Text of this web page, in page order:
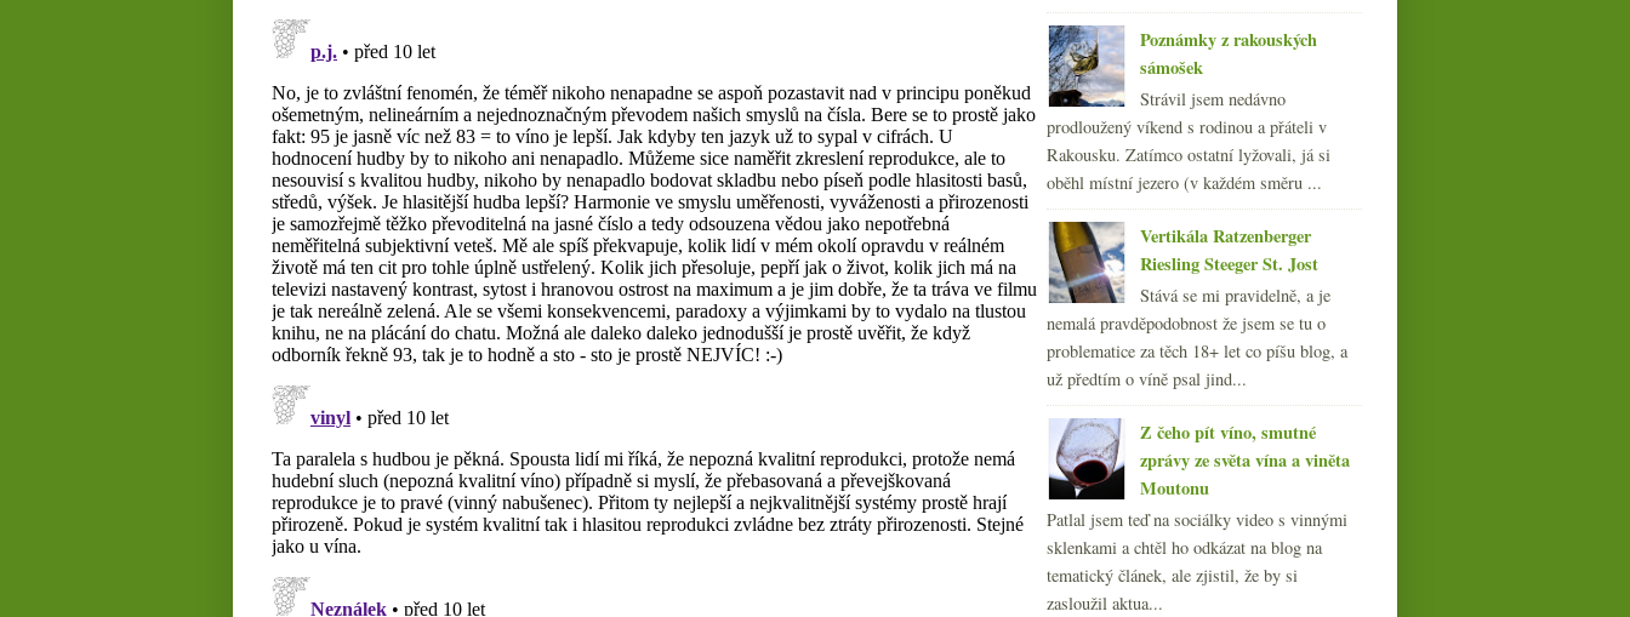
Poznámky z rakouských
sámošek
Strávil jsem nedávno
prodloužený víkend s rodinou a přáteli v
Rakousku. Zatímco ostatní lyžovali, já si
oběhl místní jezero (v každém směru ...
Vertikála Ratzenberger
Riesling Steeger St. Jost
Stává se mi pravidelně, a je
nemalá pravděpodobnost že jsem se tu o
problematice za těch 18+ let co píšu blog, a
už předtím o víně psal jind...
Z čeho pít víno, smutné
zprávy ze světa vína a viněta
Moutonu
Patlal jsem teď na sociálky video s vinnými
sklenkami a chtěl ho odkázat na blog na
tematický článek, ale zjistil, že by si
zasloužil aktua...